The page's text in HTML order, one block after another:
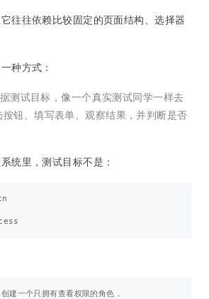
往往依赖比较固定的页面结构、选择器
种方式：
测试目标，像一个真实测试同学一样去
钮、填写表单、观察结果，并判断是否
统里，测试目标不是：
建一个只拥有查看权限的角色，